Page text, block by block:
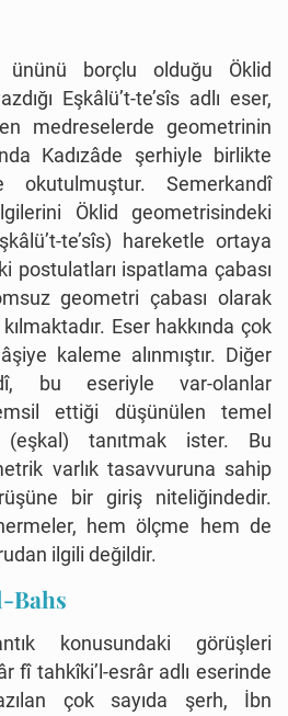
ününü borçlu olduğu Öklid
Eşkâlü’t-te’sîs adlı eser,
medreselerde geometrinin
Kadızâde şerhiyle birlikte
okutulmuştur. Semerkandî
Öklid geometrisindeki
te’sîs) hareketle ortaya
postulatları ispatlama çabası
geometri çabası olarak
Eser hakkında çok
kaleme alınmıştır. Diğer
bu eseriyle var-olanlar
ettiği düşünülen temel
(eşkal) tanıtmak ister. Bu
varlık tasavvuruna sahip
bir giriş niteliğindedir.
hem ölçme hem de
ilgili değildir.
Bahs
konusundaki görüşleri
fî tahkîki’l-esrâr adlı eserinde
çok sayıda şerh, İbn